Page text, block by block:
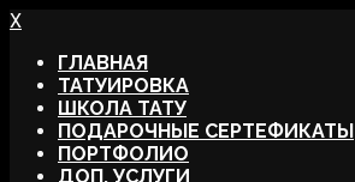
X
ГЛАВНАЯ
ТАТУИРОВКА
ШКОЛА ТАТУ
ПОДАРОЧНЫЕ СЕРТЕФИКАТЫ
ПОРТФОЛИО
ДОП. УСЛУГИ